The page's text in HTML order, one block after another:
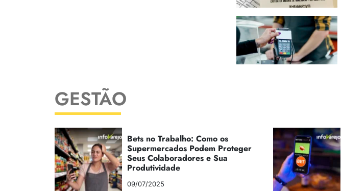
GESTÃO
Bets no Trabalho: Como os
Supermercados Podem Proteger
Seus Colaboradores e Sua
Produtividade
09/07/2025